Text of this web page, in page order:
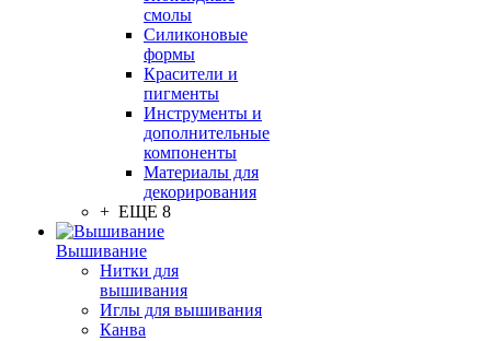
смолы
Силиконовые
формы
Красители и
пигменты
Инструменты и
дополнительные
компоненты
Материалы для
декорирования
+ ЕЩЕ 8
Вышивание
Нитки для
вышивания
Иглы для вышивания
Канва